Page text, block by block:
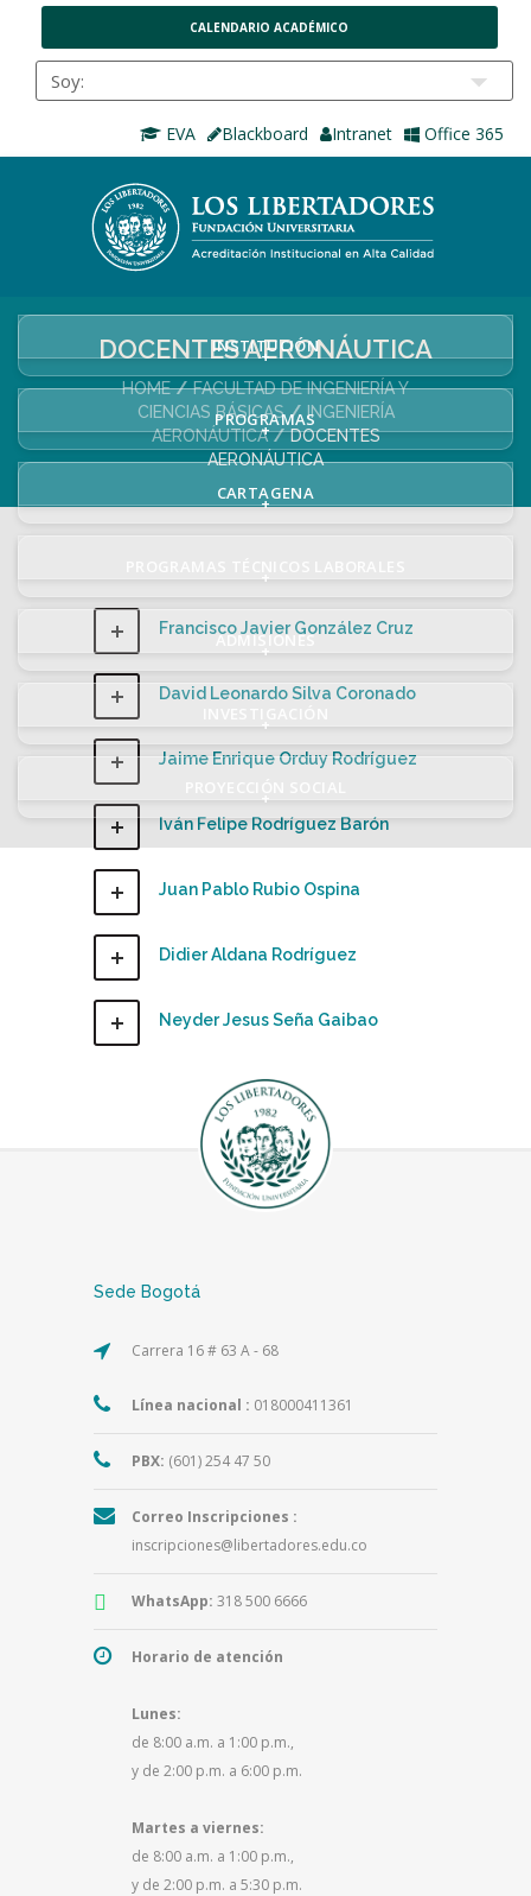
CALENDARIO ACADÉMICO
EVA Blackboard Intranet Office 365
INSTITUCIÓN
+
PROGRAMAS
+
CARTAGENA
+
+
ADMISIONES
+
+
+
DOCENTES AERONÁUTICA
HOME
FACULTAD DE INGENIERÍA Y
CIENCIAS BÁSICAS
INGENIERÍA
AERONÁUTICA
DOCENTES
AERONÁUTICA
Francisco Javier González Cruz
David Leonardo Silva Coronado
Jaime Enrique Orduy Rodríguez
Iván Felipe Rodríguez Barón
Juan Pablo Rubio Ospina
Didier Aldana Rodríguez
Neyder Jesus Seña Gaibao
Sede Bogotá
Carrera 16 # 63 A - 68
Línea nacional : 018000411361
PBX: (601) 254 47 50
Correo Inscripciones :
inscripciones@libertadores.edu.co
WhatsApp: 318 500 6666
Horario de atención
Lunes:
de 8:00 a.m. a 1:00 p.m.,
y de 2:00 p.m. a 6:00 p.m.
Martes a viernes:
de 8:00 a.m. a 1:00 p.m.,
y de 2:00 p.m. a 5:30 p.m.